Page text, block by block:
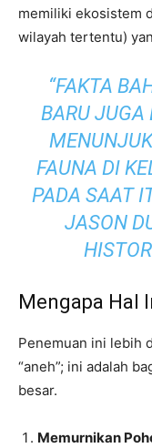
memiliki ekosistem
wilayah tertentu)
“FAKTA
BARU JUGA
FAUNA DI
PADA SAAT
JASON
Mengapa Hal
Penemuan ini lebih
“aneh”; ini adalah
besar.
Memurnikan